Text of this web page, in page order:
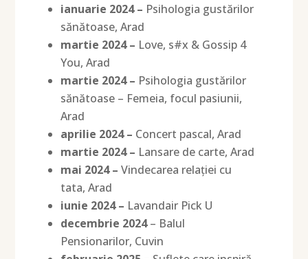
ianuarie 2024 – Psihologia gustărilor
sănătoase, Arad
martie 2024 – Love, s#x & Gossip 4
You, Arad
martie 2024 – Psihologia gustărilor
sănătoase – Femeia, focul pasiunii,
Arad
aprilie 2024 – Concert pascal, Arad
martie 2024 – Lansare de carte, Arad
mai 2024 – Vindecarea relației cu
tata, Arad
iunie 2024 – Lavandair Pick U
decembrie 2024– Balul
Pensionarilor, Cuvin